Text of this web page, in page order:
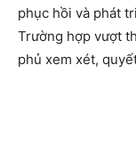
phục hồi và phát
Trường hợp vượt
phủ xem xét,